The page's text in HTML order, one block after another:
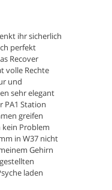
ihr sicherlich
perfekt
Recover
volle Rechte
und
sehr elegant
PA1 Station
greifen
kein Problem
in W37 nicht
Gehirn
laden